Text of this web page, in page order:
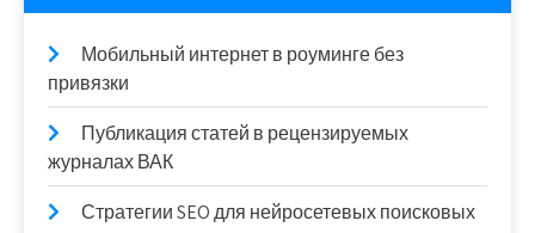
Мобильный интернет в роуминге без
привязки
Публикация статей в рецензируемых
журналах ВАК
Стратегии SEO для нейросетевых поисковых